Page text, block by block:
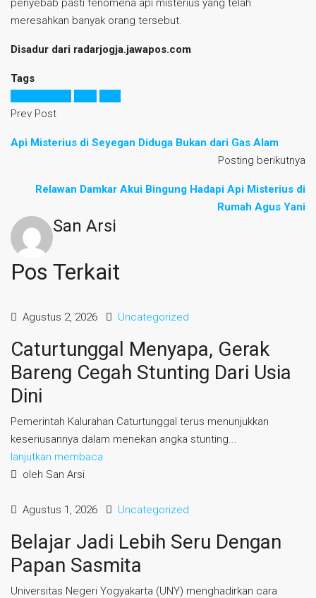
penyebab pasti fenomena api misterius yang telah
meresahkan banyak orang tersebut.
Disadur dari radarjogja.jawapos.com
Tags
Prev Post
Api Misterius di Seyegan Diduga Bukan dari Gas Alam
Posting berikutnya
Relawan Damkar Akui Bingung Hadapi Api Misterius di
Rumah Agus Yani
San Arsi
Pos Terkait
Agustus 2, 2026 Uncategorized
Caturtunggal Menyapa, Gerak
Bareng Cegah Stunting Dari Usia
Dini
Pemerintah Kalurahan Caturtunggal terus menunjukkan
keseriusannya dalam menekan angka stunting...
lanjutkan membaca
oleh San Arsi
Agustus 1, 2026 Uncategorized
Belajar Jadi Lebih Seru Dengan
Papan Sasmita
Universitas Negeri Yogyakarta (UNY) menghadirkan cara